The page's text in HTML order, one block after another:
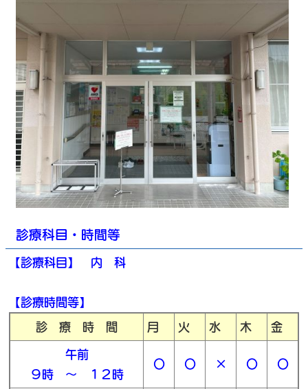
診療科目・時間等
【診療科目】 内 科
【診療時間等】
診 療 時 間 月 火 水 木 金
午前
９時 ～ １２時
〇 〇 × 〇 〇